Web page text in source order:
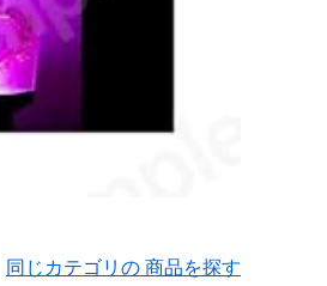
同じカテゴリの 商品を探す